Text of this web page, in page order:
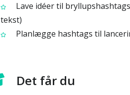
Lave idéer til
tekst)
Planlægge hashtags til
Det får du